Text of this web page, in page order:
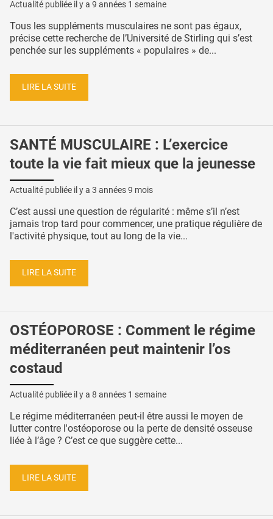
Actualité publiée il y a 9 années 1 semaine
Tous les suppléments musculaires ne sont pas égaux,
précise cette recherche de l’Université de Stirling qui s’est
penchée sur les suppléments « populaires » de...
LIRE LA SUITE
SANTÉ MUSCULAIRE : L’exercice
toute la vie fait mieux que la jeunesse
Actualité publiée il y a 3 années 9 mois
C’est aussi une question de régularité : même s’il n’est
jamais trop tard pour commencer, une pratique régulière de
l'activité physique, tout au long de la vie...
LIRE LA SUITE
OSTÉOPOROSE : Comment le régime
méditerranéen peut maintenir l’os
costaud
Actualité publiée il y a 8 années 1 semaine
Le régime méditerranéen peut-il être aussi le moyen de
lutter contre l'ostéoporose ou la perte de densité osseuse
liée à l’âge ? C’est ce que suggère cette...
LIRE LA SUITE